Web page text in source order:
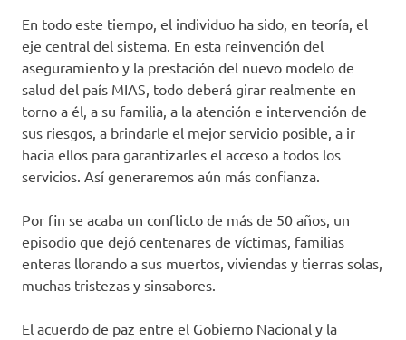
En todo este tiempo, el individuo ha sido, en teoría, el
eje central del sistema. En esta reinvención del
aseguramiento y la prestación del nuevo modelo de
salud del país MIAS, todo deberá girar realmente en
torno a él, a su familia, a la atención e intervención de
sus riesgos, a brindarle el mejor servicio posible, a ir
hacia ellos para garantizarles el acceso a todos los
servicios. Así generaremos aún más confianza.
Por fin se acaba un conflicto de más de 50 años, un
episodio que dejó centenares de víctimas, familias
enteras llorando a sus muertos, viviendas y tierras solas,
muchas tristezas y sinsabores.
El acuerdo de paz entre el Gobierno Nacional y la